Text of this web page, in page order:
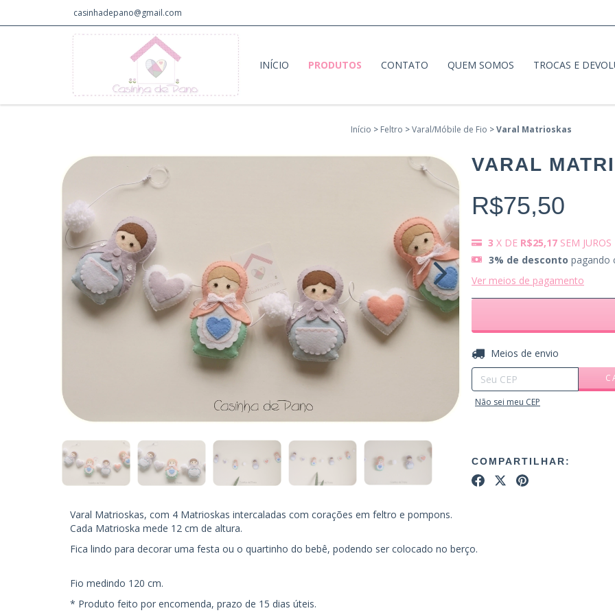
casinhadepano@gmail.com
INÍCIO PRODUTOS CONTATO QUEM SOMOS TROCAS E
Início > Feltro >Varal/Móbile de Fio >Varal Matrioskas
VARAL
R$75,50
3 X DE R$25,17 SEM JUROS
3% de desconto pagando
Ver meios de pagamento
Entregas para o CEP:
Meios de envio
Não sei meu CEP
COMPARTILHAR:
Varal Matrioskas, com 4 Matrioskas intercaladas com corações em feltro e pompons.
Cada Matrioska mede 12 cm de altura.
Fica lindo para decorar uma festa ou o quartinho do bebê, podendo ser colocado no berço.
Fio medindo 120 cm.
* Produto feito por encomenda, prazo de 15 dias úteis.